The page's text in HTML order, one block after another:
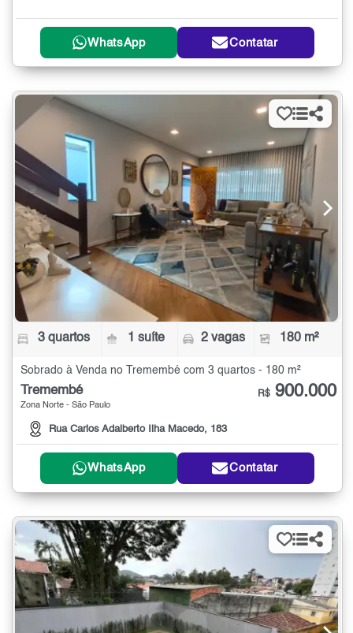
WhatsApp Contatar
3 quartos 1 suíte 2 vagas 180 m²
Sobrado à Venda no Tremembé com 3 quartos - 180 m²
Tremembé
Zona Norte - São Paulo
Rua Carlos Adalberto Ilha Macedo, 183
R$ 900.000
WhatsApp Contatar